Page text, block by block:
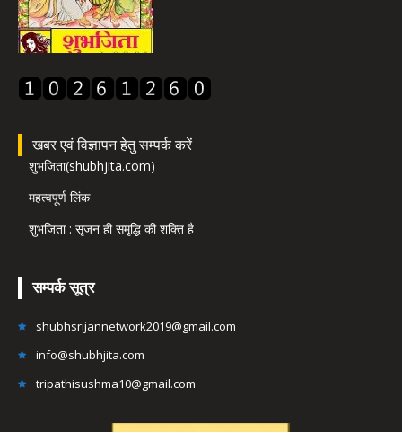
खबर एवं विज्ञापन हेतु सम्पर्क करें
शुभजिता(shubhjita.com)
महत्वपूर्ण लिंक
शुभजिता : सृजन ही समृद्धि की शक्ति है
सम्पर्क सूत्र
shubhsrijannetwork2019@gmail.com
info@shubhjita.com
tripathisushma10@gmail.com